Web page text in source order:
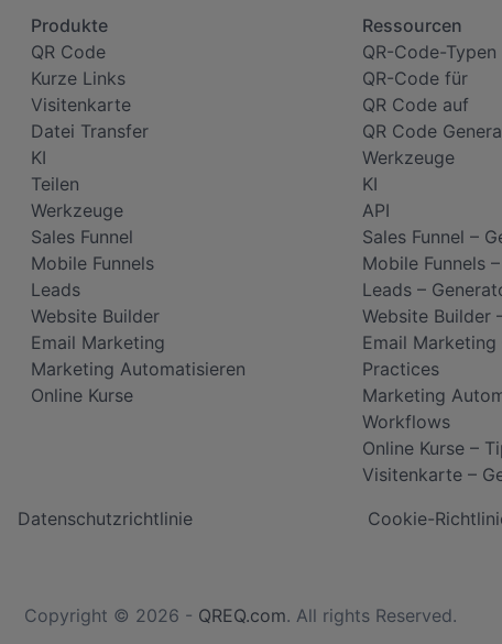
Produkte
QR Code
Kurze Links
Visitenkarte
Datei Transfer
KI
Teilen
Werkzeuge
Sales Funnel
Mobile Funnels
Leads
Website Builder
Email Marketing
Marketing Automatisieren
Online Kurse
Ressourcen
QR-Code-Typen
QR-Code für
QR Code auf
QR Code
Werkzeuge
KI
API
Sales Funnel –
Mobile Funnels
Leads –
Website Builder
Email Marketing
Practices
Marketing
Workflows
Online Kurse –
Visitenkarte –
Datenschutzrichtlinie Cookie-
Copyright © 2026 - QREQ.com. All rights Reserved.